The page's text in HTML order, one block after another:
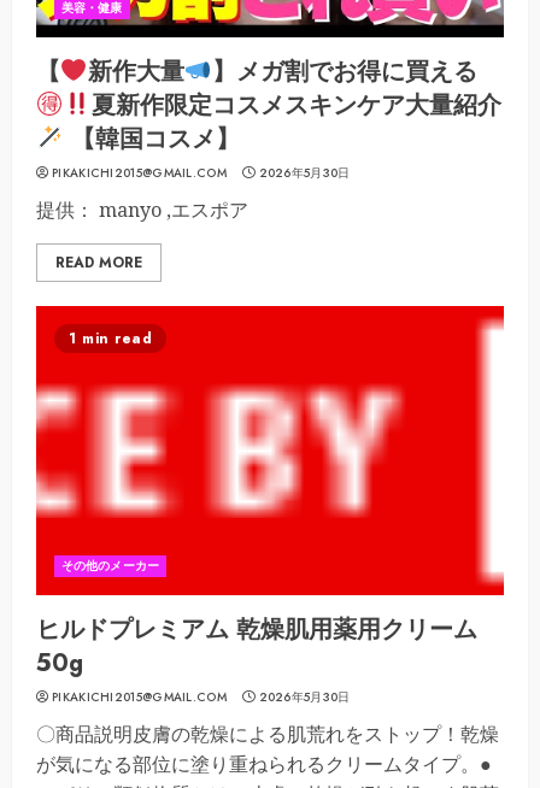
美容・健康
【 新作大量
】メガ割でお得に買える
夏新作限定コスメスキンケア大量紹介
【韓国コスメ】
PIKAKICHI2015@GMAIL.COM 2026年5月30日
提供： manyo ,エスポア
READ MORE
1 min read
その他のメーカー
ヒルドプレミアム 乾燥肌用薬用クリーム
50g
PIKAKICHI2015@GMAIL.COM 2026年5月30日
〇商品説明皮膚の乾燥による肌荒れをストップ！乾燥
が気になる部位に塗り重ねられるクリームタイプ。●